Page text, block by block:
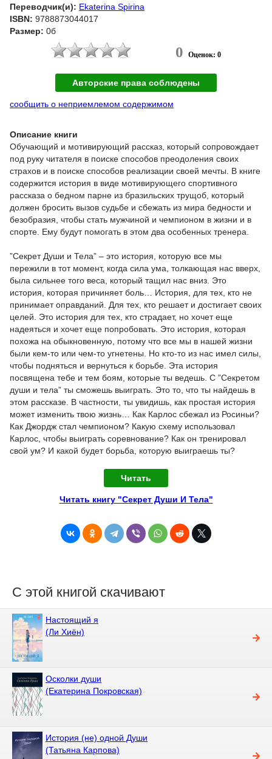
Переводчик(и): Ekaterina Spirina
ISBN: 9788873044017
Размер: 0б
0 Оценок: 0
Авторские права соблюдены
сообщить о неприемлемом содержимом
Описание книги
Обучающий и мотивирующий рассказ, который сопровождает
под руку читателя в поиске способов преодоления своих
страхов и в поиске способов реализации своей мечты. В книге
содержится история в виде мотивирующего спортивного
рассказа о бедном парне из бразильских трущоб, который
должен бросить вызов судьбе и сбежать из мира бедности и
безобразия, чтобы стать мужчиной и чемпионом в жизни и в
спорте. Ему будут помогать в этом два особенных тренера.
”Секрет Души и Тела” – это история, которую все мы
пережили в тот момент, когда сила ума, толкающая нас вверх,
была сильнее того веса, который тащил нас вниз. Это
история, которая причиняет боль… История, для тех, кто не
принимает оправданий. Для тех, кто решает и достигает своих
целей. Это история для тех, кто страдает, но хочет еще
надеяться и хочет еще попробовать. Это история, которая
похожа на обыкновенную, потому что все мы в нашей жизни
были кем-то или чем-то угнетены. Но кто-то из нас имел силы,
чтобы подняться и вернуться к борьбе. Эта история
посвящена тебе и тем боям, которые ты ведешь. С ”Секретом
души и тела” ты сможешь выиграть. Это то, что ты найдешь в
этом рассказе. В частности, ты увидишь, как простая история
может изменить твою жизнь… Как Карлос сбежал из Росиньи?
Как Джордж стал чемпионом? Какую схему использовал
Карлос, чтобы выиграть соревнование? Как он тренировал
свой ум? И какой будет борьба, которую выиграешь ты?
Читать
Читать книгу "Секрет Души И Тела"
С этой книгой скачивают
Настоящий я
(Ли Хиён)
Осколки души
(Екатерина Покровская)
История (не) одной Души
(Татьяна Карпова)